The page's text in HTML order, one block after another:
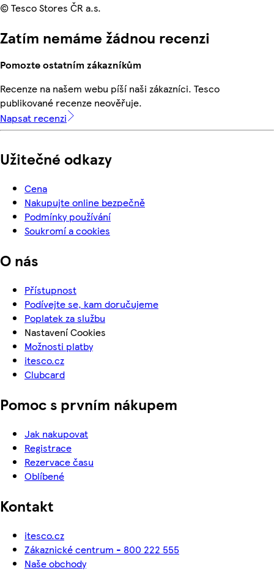
© Tesco Stores ČR a.s.
Zatím nemáme žádnou recenzi
Pomozte ostatním zákazníkům
Recenze na našem webu píší naši zákazníci. Tesco
publikované recenze neověřuje.
Napsat recenzi
Užitečné odkazy
Cena
Nakupujte online bezpečně
Podmínky používání
Soukromí a cookies
O nás
Přístupnost
Podívejte se, kam doručujeme
Poplatek za službu
Nastavení Cookies
Možnosti platby
itesco.cz
Clubcard
Pomoc s prvním nákupem
Jak nakupovat
Registrace
Rezervace času
Oblíbené
Kontakt
itesco.cz
Zákaznické centrum - 800 222 555
Naše obchody